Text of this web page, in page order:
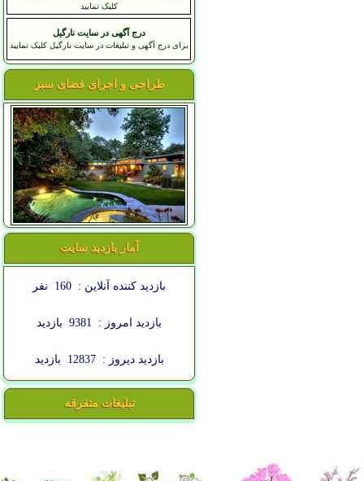
کلیک نمایید
درج آگهی در سایت نارگیل
برای درج آگهی و تبلیغات در سایت نارگیل کلیک نمایید
طراحی و اجرای فضای سبز
آمار بازدید سایت
بازدید کننده آنلاین : 160 نفر
بازدید امروز : 9381 بازدید
بازدید دیروز : 12837 بازدید
تبلیغات متفرقه